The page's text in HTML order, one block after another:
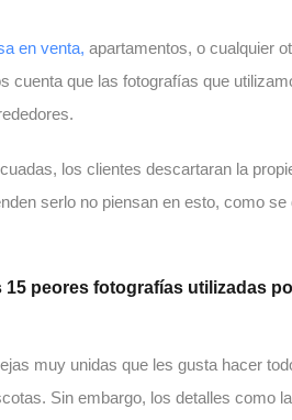
en venta, apartamentos, o cualquier
cuenta que las fotografías que
los clientes descartaran la
serlo no piensan en esto, como
peores fotografías utilizadas
muy unidas que les gusta hacer
Sin embargo, los detalles como